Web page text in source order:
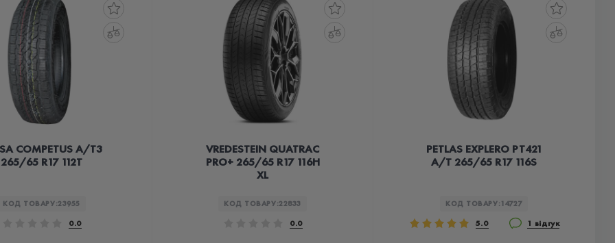
COMPETUS A/T3
265/65 R17 112T
КОД ТОВАРУ:23955
0.0
VREDESTEIN QUATRAC
PRO+ 265/65 R17 116H
XL
КОД ТОВАРУ:22833
0.0
PETLAS EXPLERO PT421
A/T 265/65 R17 116S
КОД ТОВАРУ: 14727
5.0 1 відгук